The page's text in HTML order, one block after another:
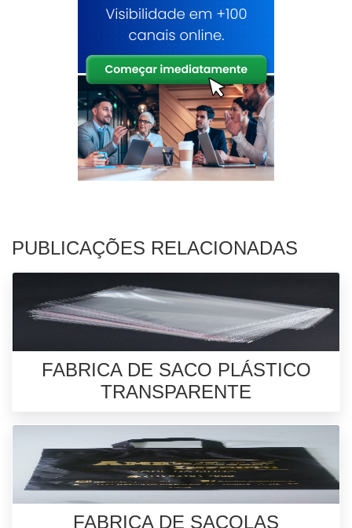
PUBLICAÇÕES RELACIONADAS
FABRICA DE SACO PLÁSTICO
TRANSPARENTE
FABRICA DE SACOLAS